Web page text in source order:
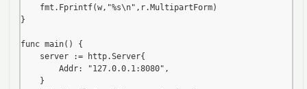
}
func main() {